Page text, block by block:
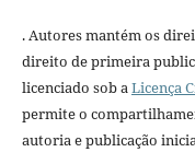
. Autores mantém os
direito de primeira
licenciado sob aLicença
permite o
autoria e publicação